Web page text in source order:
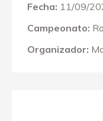
Fecha: 11/09/
Campeonato:
Organizador: